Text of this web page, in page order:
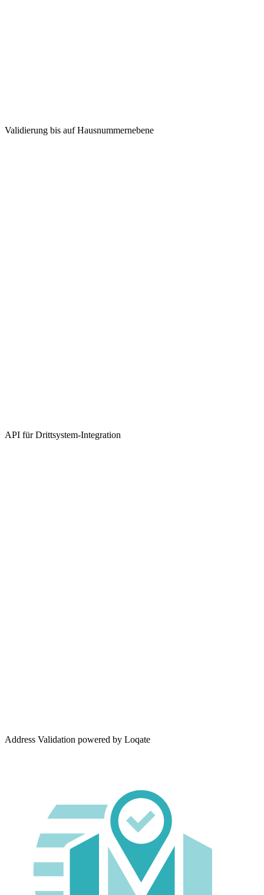
Validierung bis auf Hausnummernebene
API für Drittsystem-Integration
Address Validation powered by Loqate